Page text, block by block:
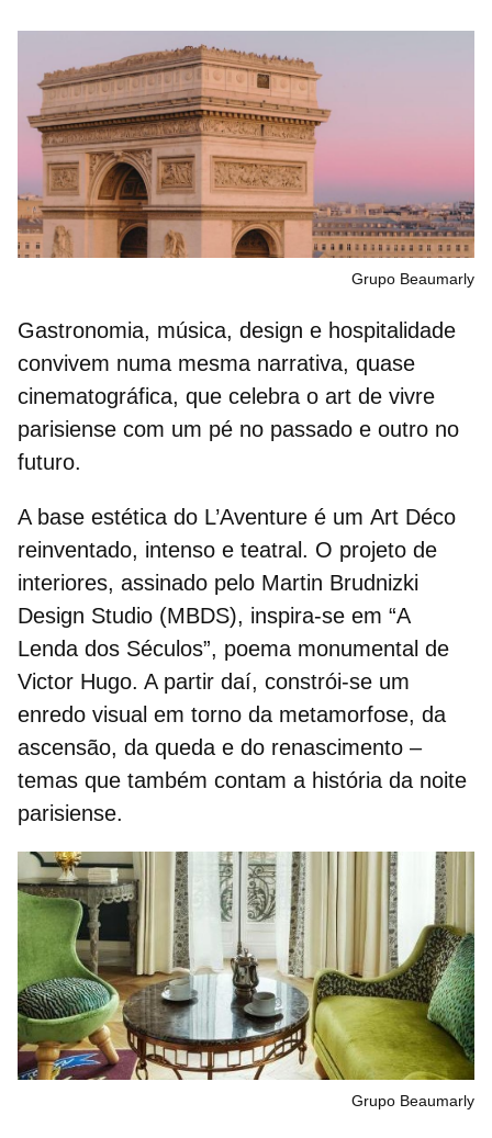
Grupo Beaumarly
Gastronomia, música, design e hospitalidade
convivem numa mesma narrativa, quase
cinematográfica, que celebra o art de vivre
parisiense com um pé no passado e outro no
futuro.
A base estética do L’Aventure é um Art Déco
reinventado, intenso e teatral. O projeto de
interiores, assinado pelo Martin Brudnizki
Design Studio (MBDS), inspira‑se em “A
Lenda dos Séculos”, poema monumental de
Victor Hugo. A partir daí, constrói‑se um
enredo visual em torno da metamorfose, da
ascensão, da queda e do renascimento –
temas que também contam a história da noite
parisiense.
Grupo Beaumarly